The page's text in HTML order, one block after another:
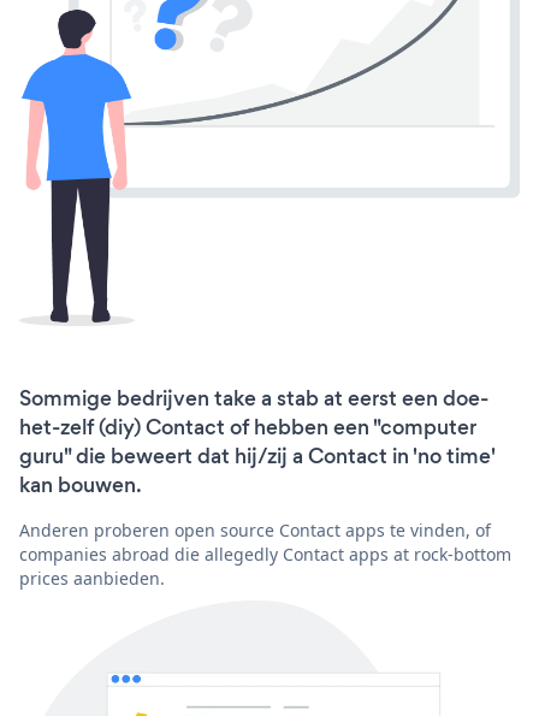
Sommige bedrijven take a stab at eerst een doe-
het-zelf (diy) Contact of hebben een "computer
guru" die beweert dat hij/zij a Contact in 'no time'
kan bouwen.
Anderen proberen open source Contact apps te vinden, of
companies abroad die allegedly Contact apps at rock-bottom
prices aanbieden.